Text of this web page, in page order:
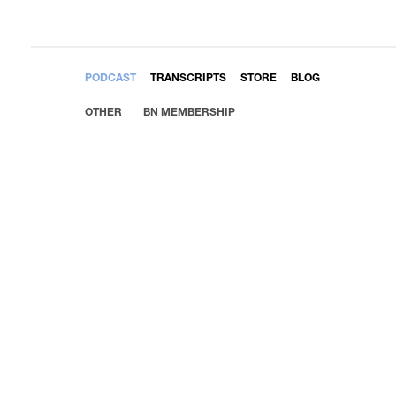
PODCAST TRANSCRIPTS STORE BLOG
OTHER BN MEMBERSHIP